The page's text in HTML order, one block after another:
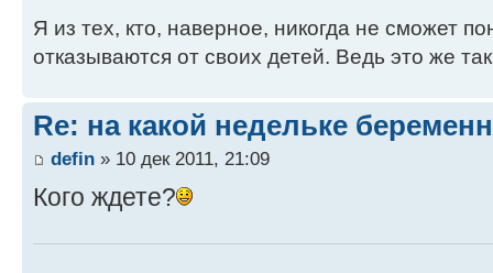
Я из тех, кто, наверное, никогда не сможет
отказываются от своих детей. Ведь это же
Re: на какой недельке
defin » 10 дек 2011, 21:09
Кого ждете?